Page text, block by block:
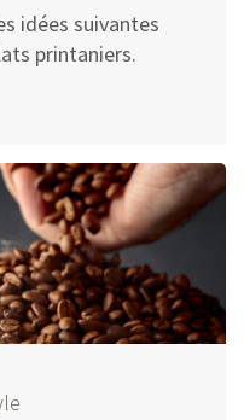
idées suivantes
printaniers.